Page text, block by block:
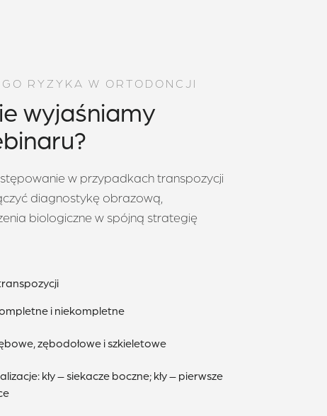
RYZYKA W ORTODONCJI
wyjaśniamy
w przypadkach transpozycji
diagnostykę obrazową,
biologiczne w spójną strategię
i niekompletne
zębodołowe i szkieletowe
kły – siekacze boczne; kły – pierwsze